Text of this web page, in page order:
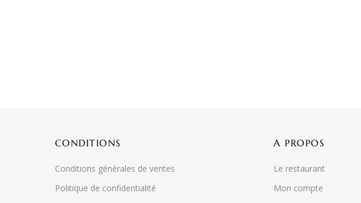
CONDITIONS
Conditions générales de ventes
Politique de confidentialité
A PROPOS
Le restaurant
Mon compte